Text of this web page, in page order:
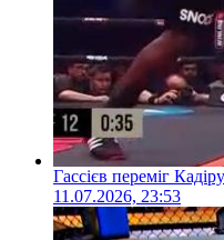
Гассієв переміг
11.07.2026, 23:53